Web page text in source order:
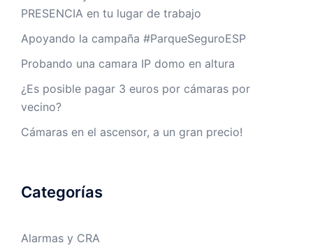
PRESENCIA en tu lugar de trabajo
Apoyando la campaña #ParqueSeguroESP
Probando una camara IP domo en altura
¿Es posible pagar 3 euros por cámaras por
vecino?
Cámaras en el ascensor, a un gran precio!
Categorías
Alarmas y CRA